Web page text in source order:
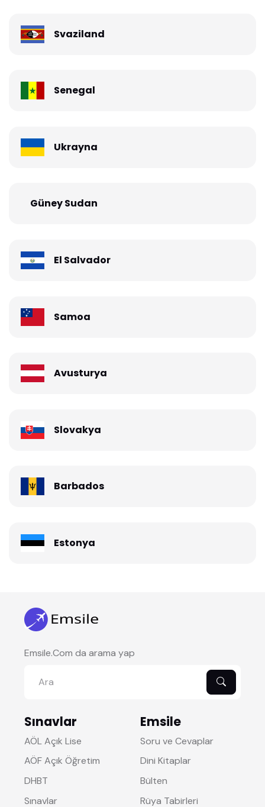
Svaziland
Senegal
Ukrayna
Güney Sudan
El Salvador
Samoa
Avusturya
Slovakya
Barbados
Estonya
Emsile.Com da arama yap
Sınavlar
AÖL Açık Lise
AÖF Açık Öğretim
DHBT
Sınavlar
Emsile
Soru ve Cevaplar
Dini Kitaplar
Bülten
Rüya Tabirleri